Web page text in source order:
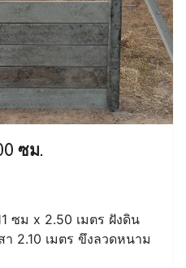
ซม.
ซม x 2.50 เมตร ฝังดิน
า 2.10 เมตร ขึงลวดหนาม